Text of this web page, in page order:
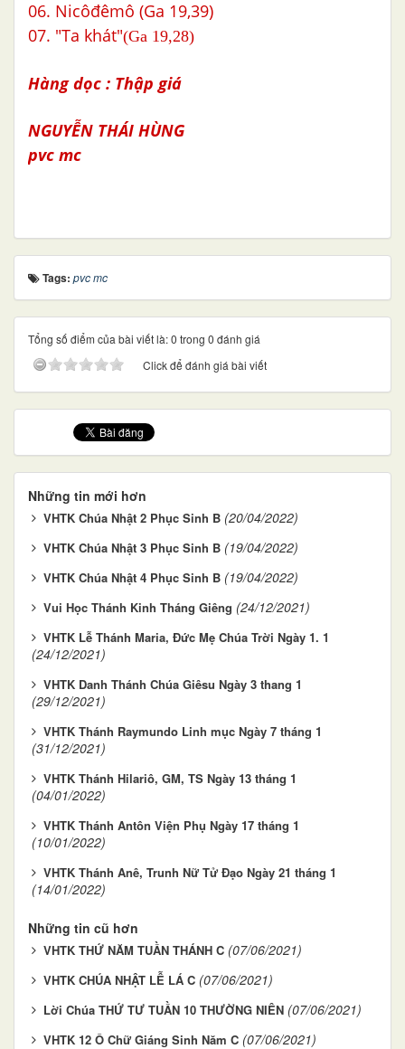
06. Nicôđêmô (Ga 19,39)
07. "Ta khát"(Ga 19,28)
Hàng dọc : Thập giá
NGUYỄN THÁI HÙNG
pvc mc
Tags: pvc mc
Tổng số điểm của bài viết là: 0 trong 0 đánh giá
Click để đánh giá bài viết
Những tin mới hơn
VHTK Chúa Nhật 2 Phục Sinh B (20/04/2022)
VHTK Chúa Nhật 3 Phục Sinh B (19/04/2022)
VHTK Chúa Nhật 4 Phục Sinh B (19/04/2022)
Vui Học Thánh Kinh Tháng Giêng (24/12/2021)
VHTK Lễ Thánh Maria, Đức Mẹ Chúa Trời Ngày 1. 1
(24/12/2021)
VHTK Danh Thánh Chúa Giêsu Ngày 3 thang 1
(29/12/2021)
VHTK Thánh Raymundo Linh mục Ngày 7 tháng 1
(31/12/2021)
VHTK Thánh Hilariô, GM, TS Ngày 13 tháng 1
(04/01/2022)
VHTK Thánh Antôn Viện Phụ Ngày 17 tháng 1
(10/01/2022)
VHTK Thánh Anê, Trunh Nữ Tử Đạo Ngày 21 tháng 1
(14/01/2022)
Những tin cũ hơn
VHTK THỨ NĂM TUẦN THÁNH C (07/06/2021)
VHTK CHÚA NHẬT LỄ LÁ C (07/06/2021)
Lời Chúa THỨ TƯ TUẦN 10 THƯỜNG NIÊN (07/06/2021)
VHTK 12 Ô Chữ Giáng Sinh Năm C (07/06/2021)